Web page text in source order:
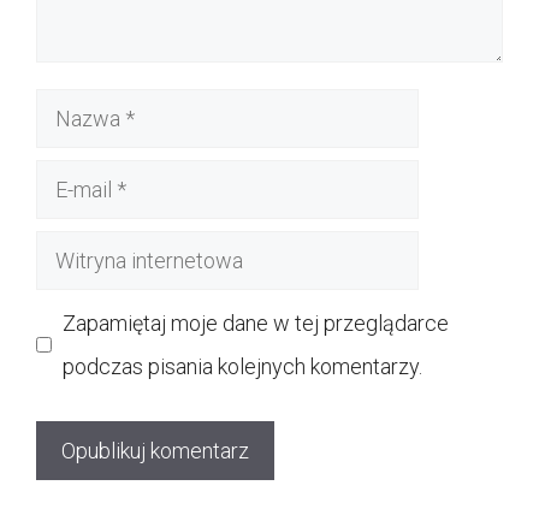
Nazwa
Witryna
Zapamiętaj moje dane w tej przeglądarce
podczas pisania kolejnych komentarzy.